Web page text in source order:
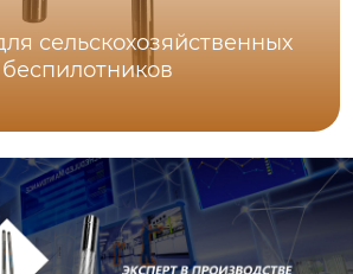
сельскохозяйственных
беспилотников